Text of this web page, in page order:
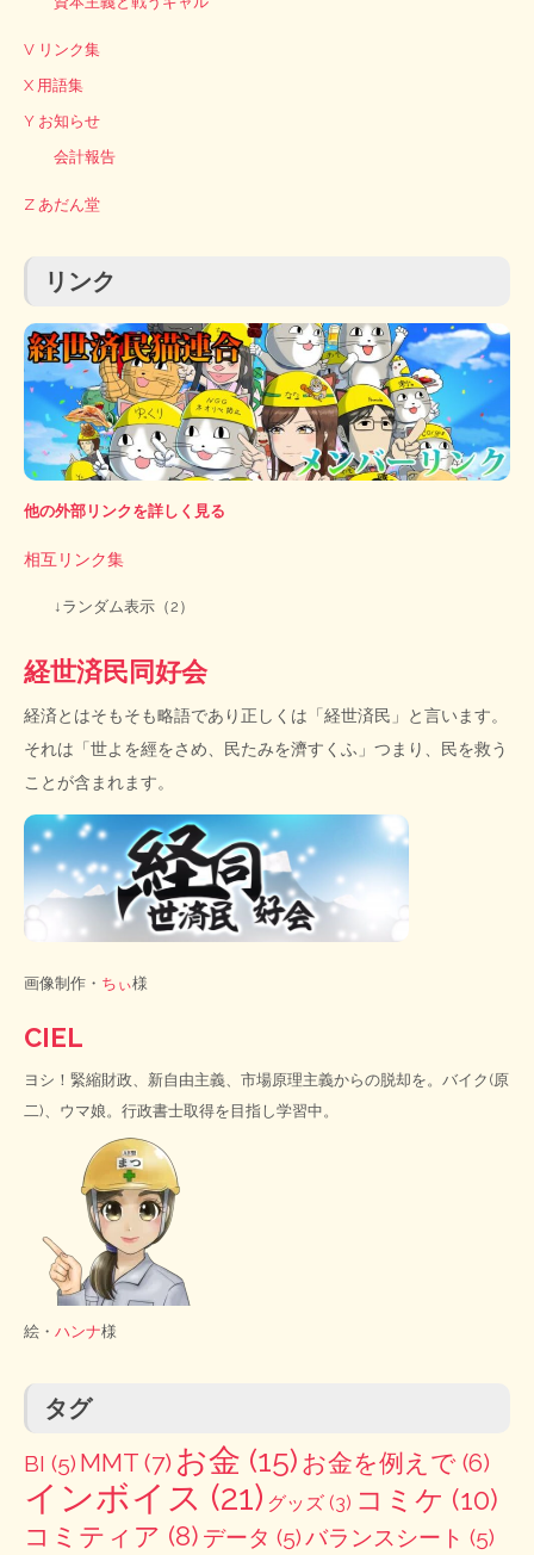
V リンク集
X 用語集
Y お知らせ
会計報告
Z あだん堂
リンク
他の外部リンクを詳しく見る
相互リンク集
↓ランダム表示（2）
経世済民同好会
経済とはそもそも略語であり正しくは「経世済民」と言います。
それは「世よを經をさめ、民たみを濟すくふ」つまり、民を救う
ことが含まれます。
画像制作・ ちぃ様
CIEL
ヨシ！緊縮財政、新自由主義、市場原理主義からの脱却を。バイク(原
二)、ウマ娘。行政書士取得を目指し学習中。
絵・ ハンナ様
タグ
BI (5) MMT (7) お金 (15) お金を例えで (6)
インボイス (21) グッズ (3) コミケ (10)
コミティア (8) データ (5)バランスシート (5)